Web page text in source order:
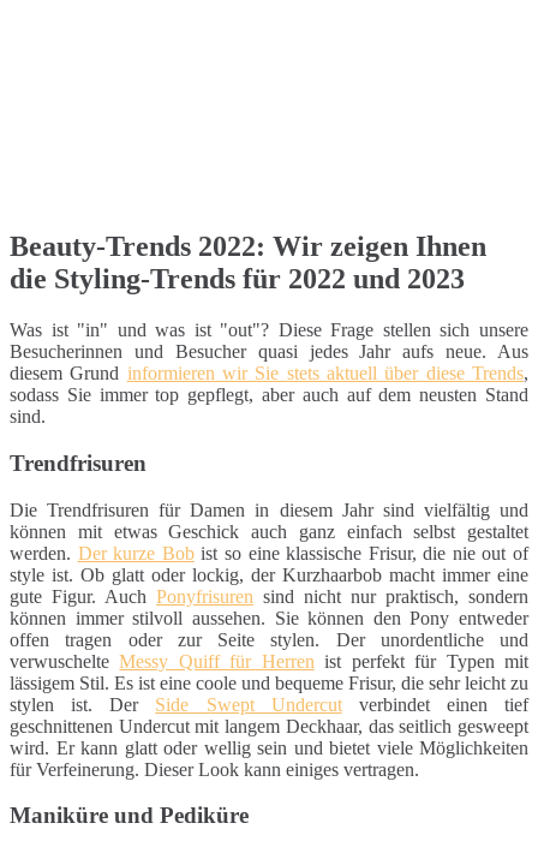
Beauty-Trends 2022: Wir zeigen Ihnen
die Styling-Trends für 2022 und 2023
Was ist "in" und was ist "out"? Diese Frage stellen sich unsere
Besucherinnen und Besucher quasi jedes Jahr aufs neue. Aus
diesem Grund informieren wir Sie stets aktuell über diese Trends,
sodass Sie immer top gepflegt, aber auch auf dem neusten Stand
sind.
Trendfrisuren
Die Trendfrisuren für Damen in diesem Jahr sind vielfältig und
können mit etwas Geschick auch ganz einfach selbst gestaltet
werden. Der kurze Bobist so eine klassische Frisur, die nie out of
style ist. Ob glatt oder lockig, der Kurzhaarbob macht immer eine
gute Figur. Auch Ponyfrisuren sind nicht nur praktisch, sondern
können immer stilvoll aussehen. Sie können den Pony entweder
offen tragen oder zur Seite stylen. Der unordentliche und
verwuschelteMessy Quiff für Herren ist perfekt für Typen mit
lässigem Stil. Es ist eine coole und bequeme Frisur, die sehr leicht zu
stylen ist. Der Side Swept Undercutverbindet einen tief
geschnittenen Undercut mit langem Deckhaar, das seitlich gesweept
wird. Er kann glatt oder wellig sein und bietet viele Möglichkeiten
für Verfeinerung. Dieser Look kann einiges vertragen.
Maniküre und Pediküre